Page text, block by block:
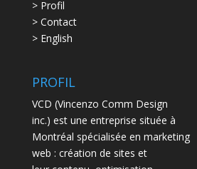
> Profil
> Contact
> English
PROFIL
VCD (Vincenzo Comm Design
inc.) est une entreprise située à
Montréal spécialisée en marketing
web : création de sites et